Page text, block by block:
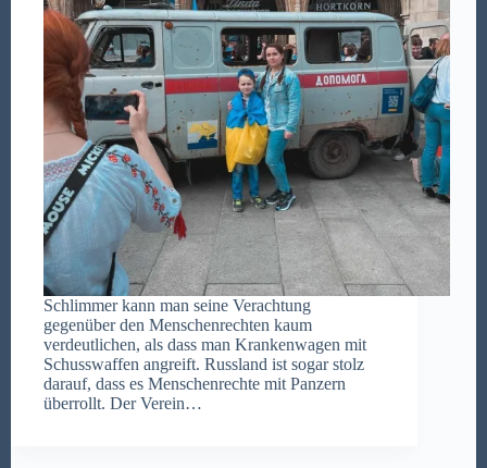
Schlimmer kann man seine Verachtung
gegenüber den Menschenrechten kaum
verdeutlichen, als dass man Krankenwagen mit
Schusswaffen angreift. Russland ist sogar stolz
darauf, dass es Menschenrechte mit Panzern
überrollt. Der Verein…